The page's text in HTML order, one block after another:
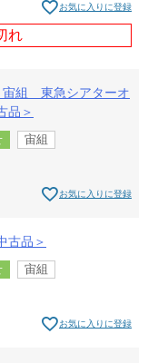
お気に入りに登録
れ
組 東急シアターオ
品＞
宙組
お気に入りに登録
古品＞
宙組
お気に入りに登録